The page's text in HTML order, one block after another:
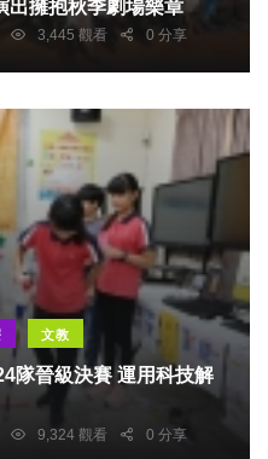
出擁抱秋季劇場樂章
3,445 觀看 0 分享
文教
隊晉級決賽 運用科技解
9,324 觀看 0 分享